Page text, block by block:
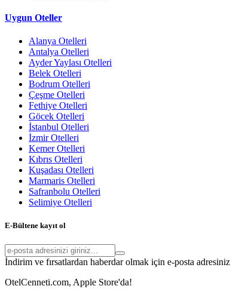
Uygun Oteller
Alanya Otelleri
Antalya Otelleri
Ayder Yaylası Otelleri
Belek Otelleri
Bodrum Otelleri
Çeşme Otelleri
Fethiye Otelleri
Göcek Otelleri
İstanbul Otelleri
İzmir Otelleri
Kemer Otelleri
Kıbrıs Otelleri
Kuşadası Otelleri
Marmaris Otelleri
Safranbolu Otelleri
Selimiye Otelleri
E-Bültene kayıt ol
İndirim ve fırsatlardan haberdar olmak için e-posta
OtelCenneti.com, Apple Store'da!